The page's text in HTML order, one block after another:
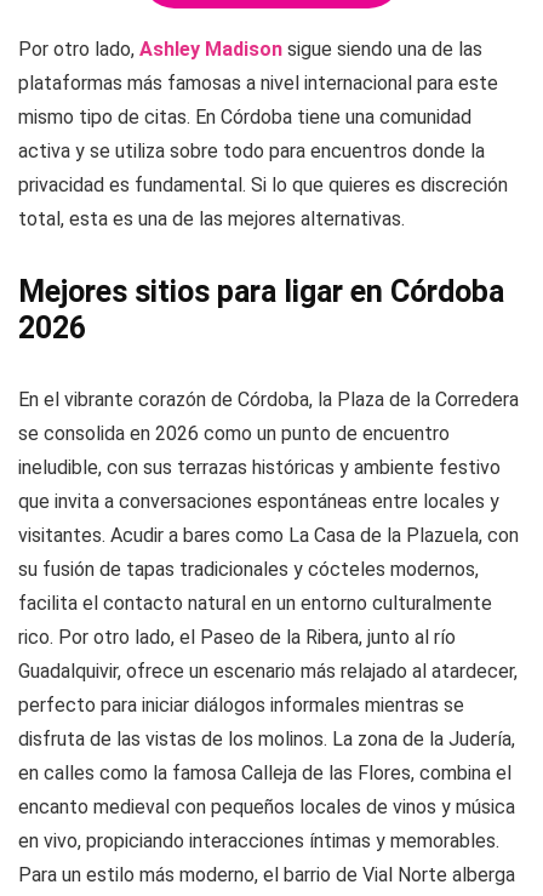
Por otro lado, Ashley Madison sigue siendo una de las
plataformas más famosas a nivel internacional para este
mismo tipo de citas. En Córdoba tiene una comunidad
activa y se utiliza sobre todo para encuentros donde la
privacidad es fundamental. Si lo que quieres es discreción
total, esta es una de las mejores alternativas.
Mejores sitios para ligar en Córdoba
2026
En el vibrante corazón de Córdoba, la Plaza de la Corredera
se consolida en 2026 como un punto de encuentro
ineludible, con sus terrazas históricas y ambiente festivo
que invita a conversaciones espontáneas entre locales y
visitantes. Acudir a bares como La Casa de la Plazuela, con
su fusión de tapas tradicionales y cócteles modernos,
facilita el contacto natural en un entorno culturalmente
rico. Por otro lado, el Paseo de la Ribera, junto al río
Guadalquivir, ofrece un escenario más relajado al atardecer,
perfecto para iniciar diálogos informales mientras se
disfruta de las vistas de los molinos. La zona de la Judería,
en calles como la famosa Calleja de las Flores, combina el
encanto medieval con pequeños locales de vinos y música
en vivo, propiciando interacciones íntimas y memorables.
Para un estilo más moderno, el barrio de Vial Norte alberga